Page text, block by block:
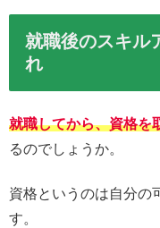
就職後のスキル
れ
就職してから、資格を
るのでしょうか。
資格というのは自分の
す。